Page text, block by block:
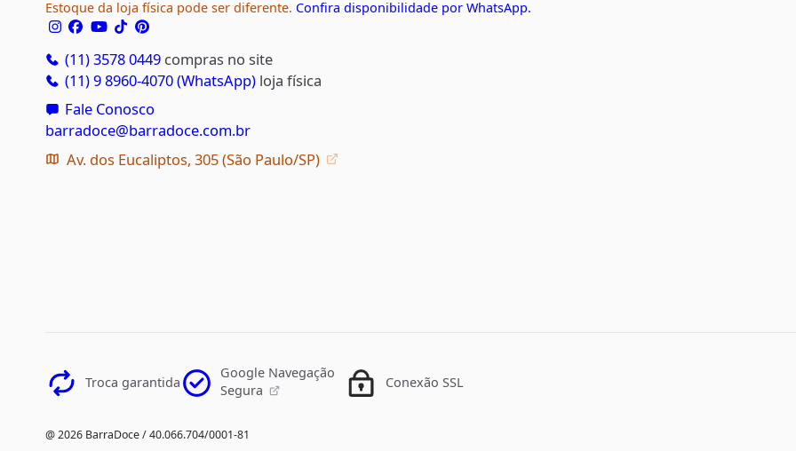
Estoque da loja física pode ser diferente. Confira disponibilidade por WhatsApp.
(11) 3578 0449 compras no site
(11) 9 8960-4070 (WhatsApp) loja física
Fale Conosco
barradoce@barradoce.com.br
Av. dos Eucaliptos, 305 (São Paulo/SP)
Troca garantida
Google Navegação
Segura
Conexão SSL
@ 2026 BarraDoce / 40.066.704/0001-81